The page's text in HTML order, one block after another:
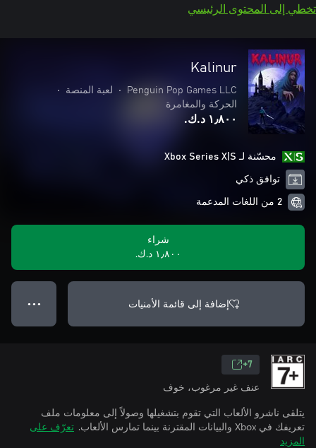
تخطي إلى المحتوى الرئيسي
Kalinur
Penguin Pop Games LLC
• لعبة المنصة
•
الحركة والمغامرة
١٫٨٠٠ د.ك.‏
محسّنة لـ Xbox Series X|S
توافق ذكي
2 من اللغات المدعمة
شراء
١٫٨٠٠ د.ك.‏
إضافة إلى قائمة الأمنيات ● ● ●
7+
عنف غير مرغوب، خوف
يتلقى ناشرو الألعاب التي تقوم بتشغيلها وصولاً إلى معلومات ملف
تعريفك في Xbox والبيانات المقترنة بينما تمارس الألعاب.
تعرّف على
المزيد